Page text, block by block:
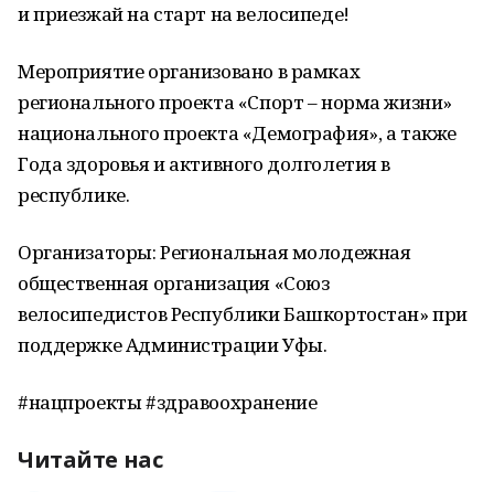
и приезжай на старт на велосипеде!
Мероприятие организовано в рамках
регионального проекта «Спорт – норма жизни»
национального проекта «Демография», а также
Года здоровья и активного долголетия в
республике.
Организаторы: Региональная молодежная
общественная организация «Союз
велосипедистов Республики Башкортостан» при
поддержке Администрации Уфы.
#нацпроекты #здравоохранение
Читайте нас